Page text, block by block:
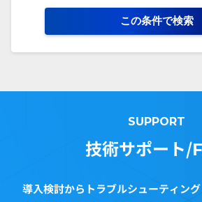
SUPPORT
技術サポート/
導入検討からトラブルシューティン